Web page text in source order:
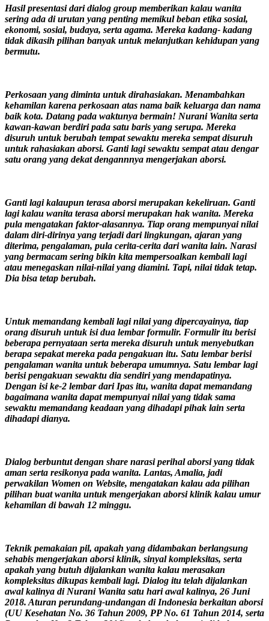
Hasil presentasi dari dialog group memberikan kalau wanita
sering ada di urutan yang penting memikul beban etika sosial,
ekonomi, sosial, budaya, serta agama. Mereka kadang- kadang
tidak dikasih pilihan banyak untuk melanjutkan kehidupan yang
bermutu.
Perkosaan yang diminta untuk dirahasiakan. Menambahkan
kehamilan karena perkosaan atas nama baik keluarga dan nama
baik kota. Datang pada waktunya bermain! Nurani Wanita serta
kawan-kawan berdiri pada satu baris yang serupa. Mereka
disuruh untuk berubah tempat sewaktu mereka sempat disuruh
untuk rahasiakan aborsi. Ganti lagi sewaktu sempat atau dengar
satu orang yang dekat dengannnya mengerjakan aborsi.
Ganti lagi kalaupun terasa aborsi merupakan kekeliruan. Ganti
lagi kalau wanita terasa aborsi merupakan hak wanita. Mereka
pula mengatakan faktor-alasannya. Tiap orang mempunyai nilai
dalam diri-dirinya yang terjadi dari lingkungan, ajaran yang
diterima, pengalaman, pula cerita-cerita dari wanita lain. Narasi
yang bermacam sering bikin kita mempersoalkan kembali lagi
atau menegaskan nilai-nilai yang diamini. Tapi, nilai tidak tetap.
Dia bisa tetap berubah.
Untuk memandang kembali lagi nilai yang dipercayainya, tiap
orang disuruh untuk isi dua lembar formulir. Formulir itu berisi
beberapa pernyataan serta mereka disuruh untuk menyebutkan
berapa sepakat mereka pada pengakuan itu. Satu lembar berisi
pengalaman wanita untuk beberapa umumnya. Satu lembar lagi
berisi pengakuan sewaktu dia sendiri yang mendapatinya.
Dengan isi ke-2 lembar dari Ipas itu, wanita dapat memandang
bagaimana wanita dapat mempunyai nilai yang tidak sama
sewaktu memandang keadaan yang dihadapi pihak lain serta
dihadapi dianya.
Dialog berbuntut dengan share narasi perihal aborsi yang tidak
aman serta resikonya pada wanita. Lantas, Amalia, jadi
perwakilan Women on Website, mengatakan kalau ada pilihan
pilihan buat wanita untuk mengerjakan aborsi klinik kalau umur
kehamilan di bawah 12 minggu.
Teknik pemakaian pil, apakah yang didambakan berlangsung
sehabis mengerjakan aborsi klinik, sinyal kompleksitas, serta
apakah yang butuh dijalankan wanita kalau merasakan
kompleksitas dikupas kembali lagi. Dialog itu telah dijalankan
awal kalinya di Nurani Wanita satu hari awal kalinya, 26 Juni
2018. Aturan perundang-undangan di Indonesia berkaitan aborsi
(UU Kesehatan No. 36 Tahun 2009, PP No. 61 Tahun 2014, serta